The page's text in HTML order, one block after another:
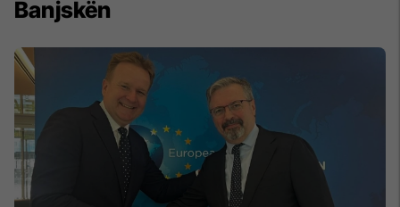
Banjskën